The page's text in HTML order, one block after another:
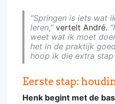
“Springen is iets wat
leren,” vertelt André.
weet wat ik moet
het in de praktijk
hoop ik die extra stap
Eerste stap:
Henk begint met de